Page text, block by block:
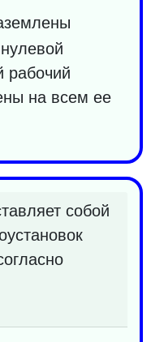
рабочий
на всем ее
собой